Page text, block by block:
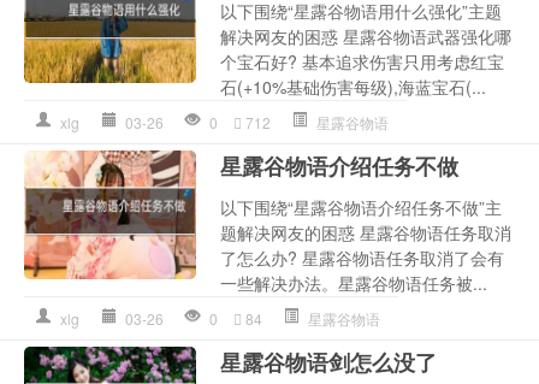
以下围绕“星露谷物语用什么强化”主题
解决网友的困惑 星露谷物语武器强化哪
个宝石好? 基本追求伤害只用考虑红宝
石(+10%基础伤害每级),海蓝宝石(...
xlg 03-26 0 712 星露谷物语
星露谷物语介绍任务不做
以下围绕“星露谷物语介绍任务不做”主
题解决网友的困惑 星露谷物语任务取消
了怎么办? 星露谷物语任务取消了会有
一些解决办法。星露谷物语任务被...
xlg 03-26 0 84 星露谷物语
星露谷物语剑怎么没了